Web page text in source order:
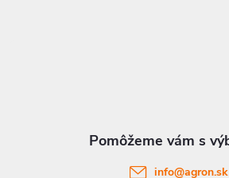
info@agron.sk